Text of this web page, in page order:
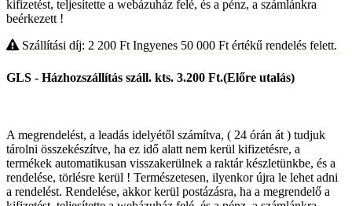
kifizetést, teljesítette a webázuház felé, és a pénz, a számlánkra
beérkezett !
Szállítási díj: 2 200 Ft Ingyenes 50 000 Ftértékű rendelés felett.
GLS - Házhozszállítás száll. kts. 3.200 Ft.(Előre utalás)
A megrendelést, a leadás idelyétől számítva, ( 24 órán át ) tudjuk
tárolni összekészítve, ha ez idő alatt nem kerül kifizetésre, a
termékek automatikusan visszakerülnek a raktár készletünkbe, és a
rendelése, törlésre kerül ! Természetesen, ilyenkor újra le lehet adni
a rendelést. Rendelése, akkor kerül postázásra, ha a megrendelő a